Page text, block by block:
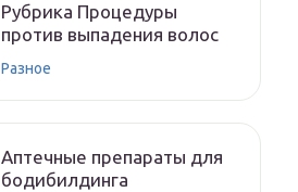
Рубрика Процедуры
против выпадения волос
Разное
Аптечные препараты для
бодибилдинга